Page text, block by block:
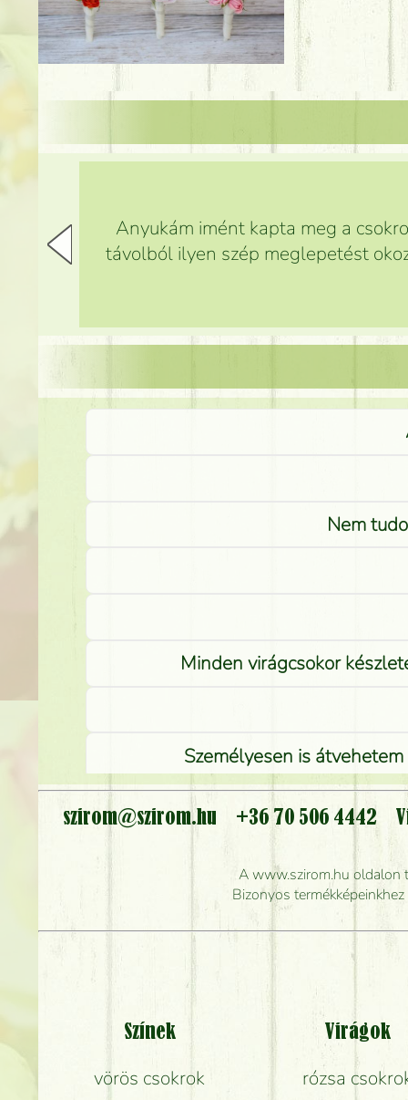
Anyukám imént kapta meg a
távolból ilyen szép meglepetést
Nem
Minden virágcsokor
Személyesen is
Mennyire gyorsan
szirom@szirom.hu +36 70 506 4442
A www.szirom.hu oldalon
Bizonyos
Színek
vörös csokrok
Virágok
rózsa